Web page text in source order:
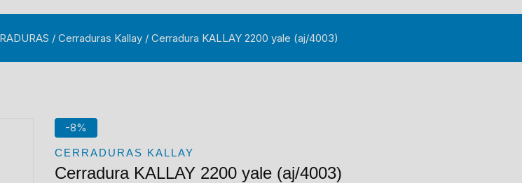
/ Cerraduras Kallay / Cerradura KALLAY 2200 yale (aj/4003)
-8%
CERRADURAS KALLAY
Cerradura KALLAY 2200 yale (aj/4003)